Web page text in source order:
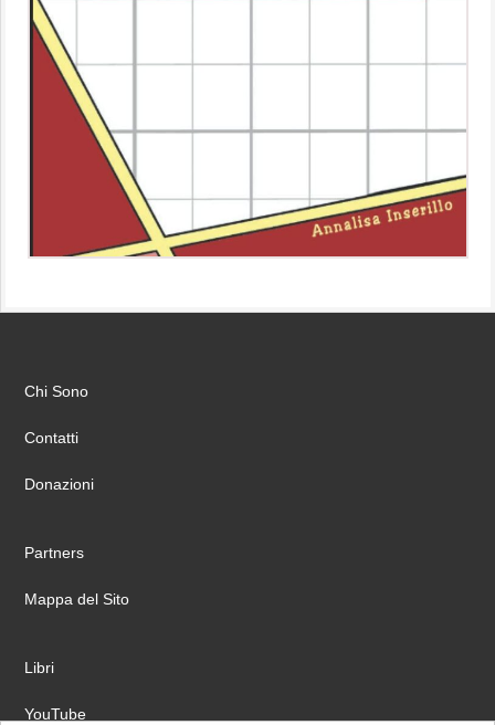
Chi Sono
Contatti
Donazioni
Partners
Mappa del Sito
Libri
YouTube